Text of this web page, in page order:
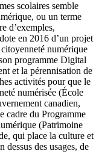
scolaires semble
ou un terme
d’exemples,
en 2016 d’un projet
numérique
programme Digital
et la pérennisation de
activités pour que le
numérisée (École
canadien,
cadre du Programme
(Patrimoine
qui place la culture et
des usages, de